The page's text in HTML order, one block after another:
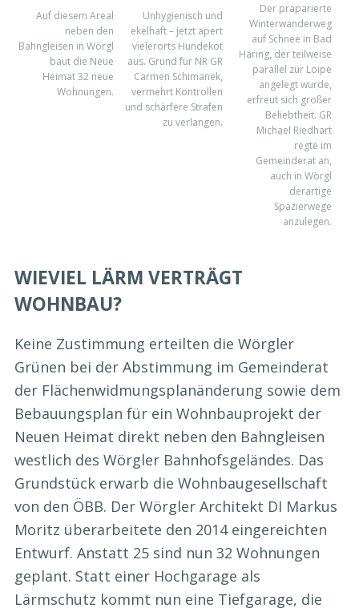
Auf diesem Areal
neben den
Bahngleisen in Wörgl
baut die Neue
Heimat 32 neue
Wohnungen.
Unhygienisch und
ekelhaft – jetzt apert
vielerorts Hundekot
aus. Grund für NR GR
Carmen Schimanek,
vermehrt Kontrollen
und schärfere Strafen
zu verlangen.
Der präparierte
Winterwanderweg
auf Schnee in Bad
Häring, der teilweise
parallel zur Loipe
angelegt wurde,
erfreut sich großer
Beliebtheit. GR
Michael Riedhart
regte im
Gemeinderat an,
auch in Wörgl
derartige
Spazierwege
anzulegen.
WIEVIEL LÄRM VERTRÄGT
WOHNBAU?
Keine Zustimmung erteilten die Wörgler
Grünen bei der Abstimmung im Gemeinderat
der Flächenwidmungsplanänderung sowie dem
Bebauungsplan für ein Wohnbauprojekt der
Neuen Heimat direkt neben den Bahngleisen
westlich des Wörgler Bahnhofsgeländes. Das
Grundstück erwarb die Wohnbaugesellschaft
von den ÖBB. Der Wörgler Architekt DI Markus
Moritz überarbeitete den 2014 eingereichten
Entwurf. Anstatt 25 sind nun 32 Wohnungen
geplant. Statt einer Hochgarage als
Lärmschutz kommt nun eine Tiefgarage, die